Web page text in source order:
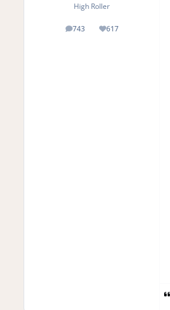
High Roller
743
posts 617
Reputation